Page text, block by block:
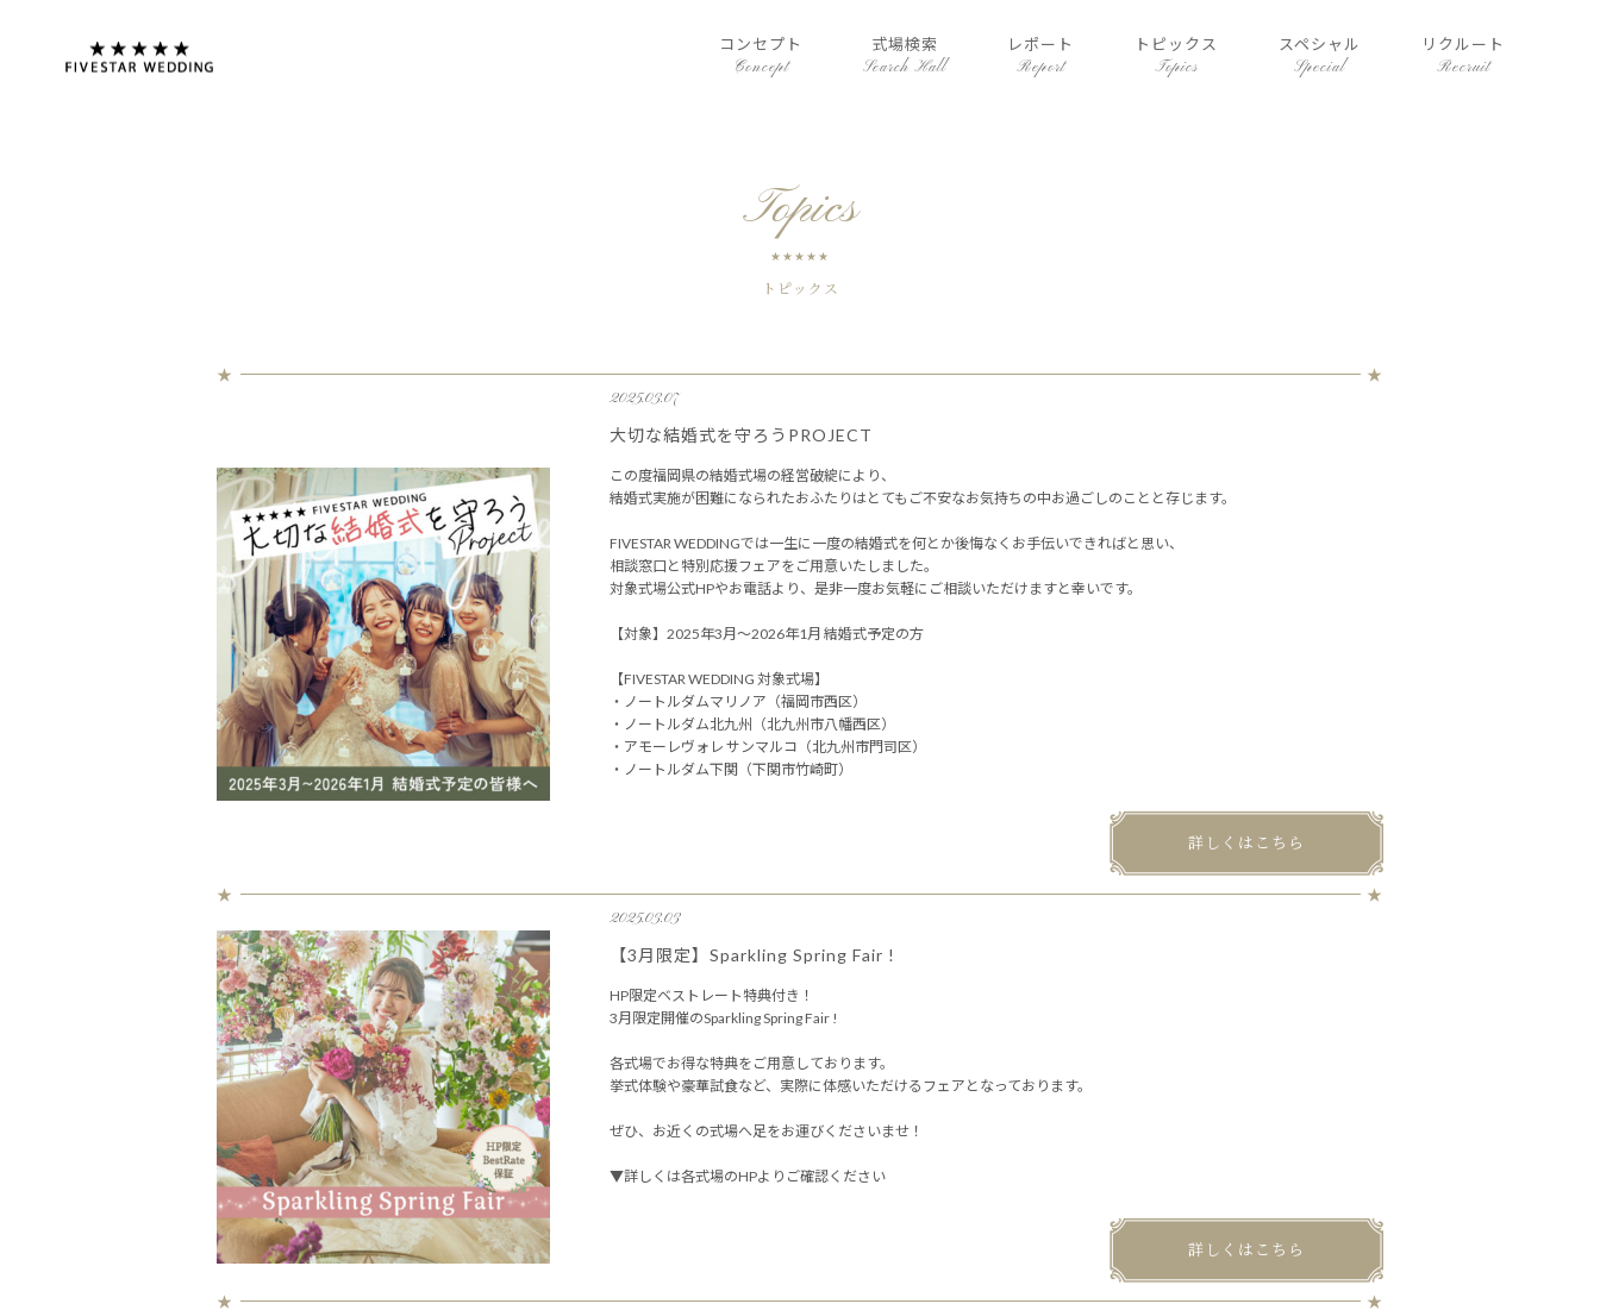
コンセプト
Concept
式場検索
Search Hall
レポート
Report
トピックス
Topics
スペシャル
Special
リクルート
Recruit
Topics
トピックス
2025.03.07
大切な結婚式を守ろうPROJECT
この度福岡県の結婚式場の経営破綻により、
結婚式実施が困難になられたおふたりはとてもご不安なお気持ちの中お過ごしのことと存じます。
FIVESTAR WEDDINGでは一生に一度の結婚式を何とか後悔なくお手伝いできればと思い、
相談窓口と特別応援フェアをご用意いたしました。
対象式場公式HPやお電話より、是非一度お気軽にご相談いただけますと幸いです。
【対象】2025年3月～2026年1月 結婚式予定の方
【FIVESTAR WEDDING 対象式場】
・ノートルダムマリノア（福岡市西区）
・ノートルダム北九州（北九州市八幡西区）
・アモーレヴォレ サンマルコ（北九州市門司区）
・ノートルダム下関（下関市竹崎町）
詳しくはこちら
2025.03.03
【3月限定】Sparkling Spring Fair !
HP限定ベストレート特典付き！
3月限定開催のSparkling Spring Fair !
各式場でお得な特典をご用意しております。
挙式体験や豪華試食など、実際に体感いただけるフェアとなっております。
ぜひ、お近くの式場へ足をお運びくださいませ！
▼詳しくは各式場のHPよりご確認ください
詳しくはこちら